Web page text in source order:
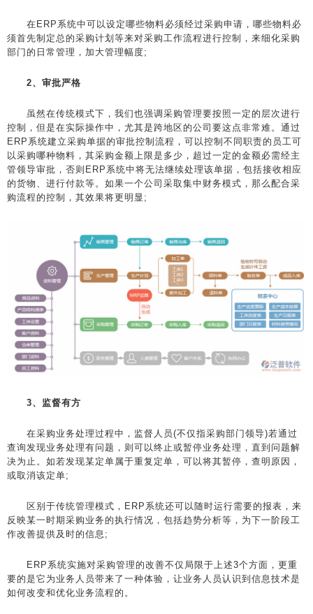
在ERP系统中可以设定哪些物料必须经过采购申请，哪些物料必
须首先制定总的采购计划等来对采购工作流程进行控制，来细化采购
部门的日常管理，加大管理幅度;
2、审批严格
虽然在传统模式下，我们也强调采购管理要按照一定的层次进行
控制，但是在实际操作中，尤其是跨地区的公司要这点非常难。通过
ERP系统建立采购单据的审批控制流程，可以控制不同职责的员工可
以采购哪种物料，其采购金额上限是多少，超过一定的金额必需经主
管领导审批，否则ERP系统中将无法继续处理该单据，包括接收相应
的货物、进行付款等。如果一个公司采取集中财务模式，那么配合采
购流程的控制，其效果将更明显;
3、监督有方
在采购业务处理过程中，监督人员(不仅指采购部门领导)若通过
查询发现业务处理有问题，则可以终止或暂停业务处理，直到问题解
决为止。如若发现某定单属于重复定单，可以将其暂停，查明原因，
或取消该定单;
区别于传统管理模式，ERP系统还可以随时运行需要的报表，来
反映某一时期采购业务的执行情况，包括趋势分析等，为下一阶段工
作改善提供及时的信息;
ERP系统实施对采购管理的改善不仅局限于上述3个方面，更重
要的是它为业务人员带来了一种体验，让业务人员认识到信息技术是
如何改变和优化业务流程的。